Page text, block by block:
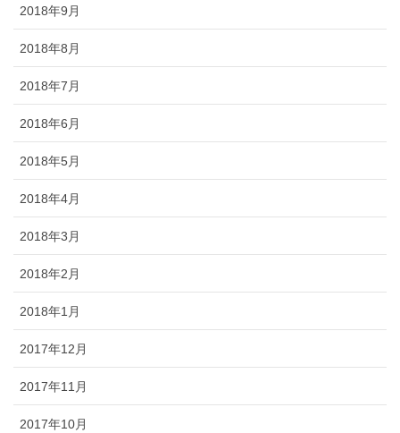
2018年9月
2018年8月
2018年7月
2018年6月
2018年5月
2018年4月
2018年3月
2018年2月
2018年1月
2017年12月
2017年11月
2017年10月